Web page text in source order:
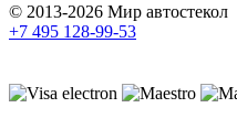
© 2013-2026 Мир автостекол
+7 495 128-99-53